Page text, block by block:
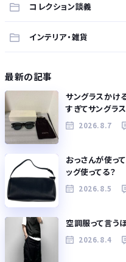
コレクション談義
インテリア・雑貨
最新の記事
サングラスかけ
すぎてサングラ
2026.8.7
おっさんが使っ
ッグ使ってる？
2026.8.5
空調服って言う
2026.8.4